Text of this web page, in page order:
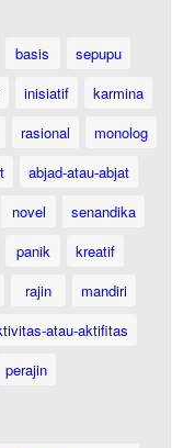
basis
sepupu
inisiatif
karmina
rasional
monolog
abjad-atau-abjat
novel
senandika
panik
kreatif
rajin
mandiri
atau-aktifitas
perajin